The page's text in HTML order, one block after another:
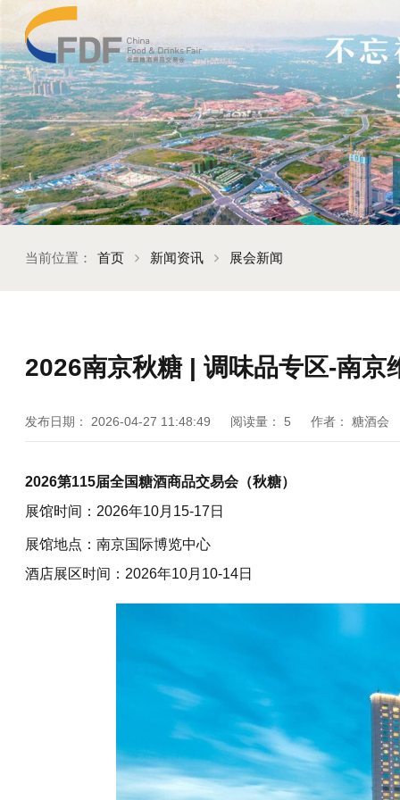
当前位置： 首页 新闻资讯 展会新闻
2026南京秋糖 | 调味品专区-南京
发布日期： 2026-04-27 11:48:49 阅读量： 5 作者： 糖酒会
2026第115届全国糖酒商品交易会（秋糖）
展馆时间：2026年10月15-17日
展馆地点： 南京国际博览中心
酒店展区时间： 2026年10月10-14日